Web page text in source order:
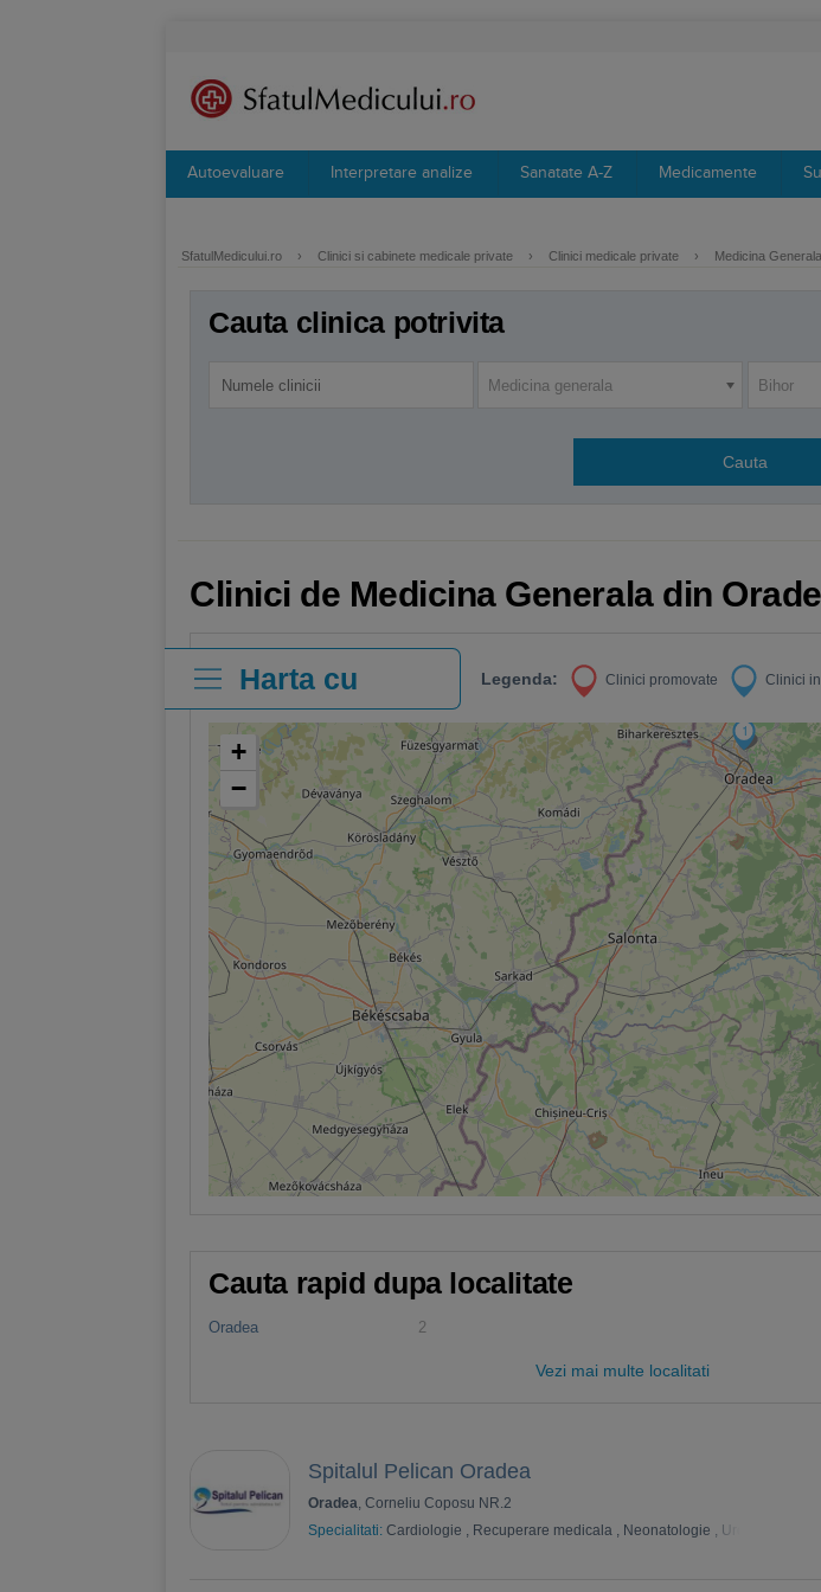
Autoevaluare Interpretare analize Sanatate A-Z Medicamente
SfatulMedicului.ro › Clinici si cabinete medicale private › Clinici medicale private › Medicina Generala
Cauta clinica potrivita
Medicina generala Bihor
Clinici de Medicina Generala din
Harta cu
clinici
Legenda: Clinici promovate Clinici
1
+
−
Cauta rapid dupa localitate
Oradea 2
Vezi mai multe localitati
Spitalul Pelican Oradea
Oradea, Corneliu Coposu NR.2
Specialitati: Cardiologie , Recuperare medicala , Neonatologie , Urologie